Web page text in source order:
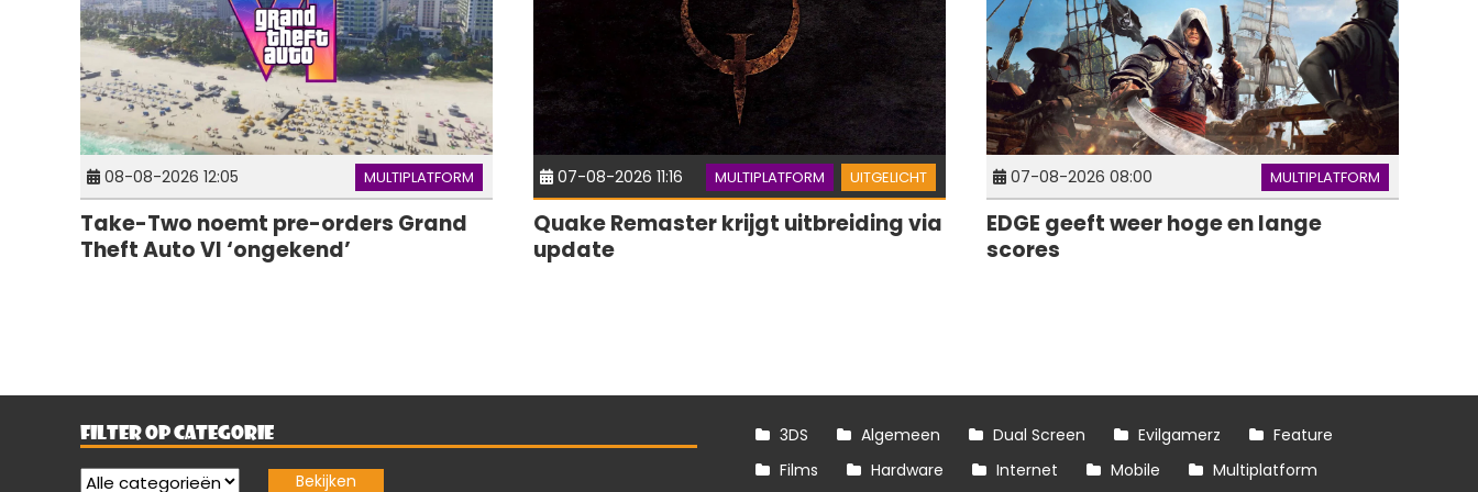
08-08-2026 12:05 MULTIPLATFORM
Take-Two noemt pre-orders Grand
Theft Auto VI ‘ongekend’
07-08-2026 11:16 MULTIPLATFORM UITGELICHT
Quake Remaster krijgt uitbreiding via
update
07-08-2026 08:00 MULTIPLATFORM
EDGE geeft weer hoge en lange
scores
FILTER OP CATEGORIE 3DS Algemeen Dual Screen Evilgamerz
Feature
Films
Hardware Internet Mobile Multiplatform